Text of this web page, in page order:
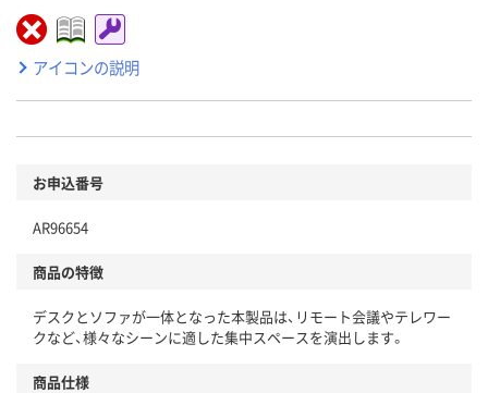
アイコンの説明
お申込番号
AR96654
商品の特徴
デスクとソファが一体となった本製品は、リモート会議やテレワー
クなど、様々なシーンに適した集中スペースを演出します。
商品仕様